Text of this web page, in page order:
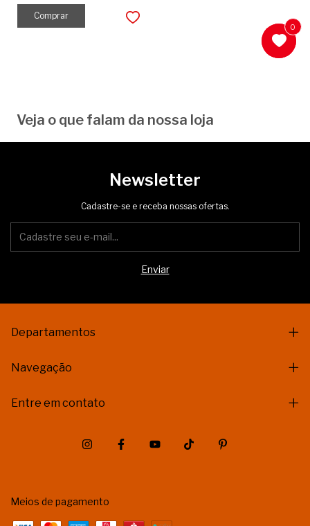
Comprar
Veja o que falam da nossa loja
Newsletter
Cadastre-se e receba nossas ofertas.
Departamentos
Navegação
Entre em contato
Meios de pagamento
0
0